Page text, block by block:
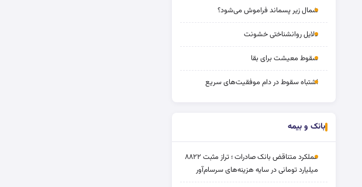
شمال زیر پسماند فراموش می‌شود؟
دلایل روانشناختی خشونت
سقوط معیشت برای بقا
اشتباه سقوط در دام موفقیت‌های سریع
بانک و بیمه
عملکرد متناقض بانک صادرات ؛ تراز مثبت ۸۸۲۲
میلیارد تومانی در سایه هزینه‌های سرسام‌آور